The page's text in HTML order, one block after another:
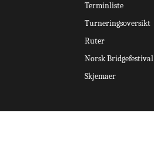
Terminliste
Turneringsoversikt
Ruter
Norsk Bridgefestival
Skjemaer